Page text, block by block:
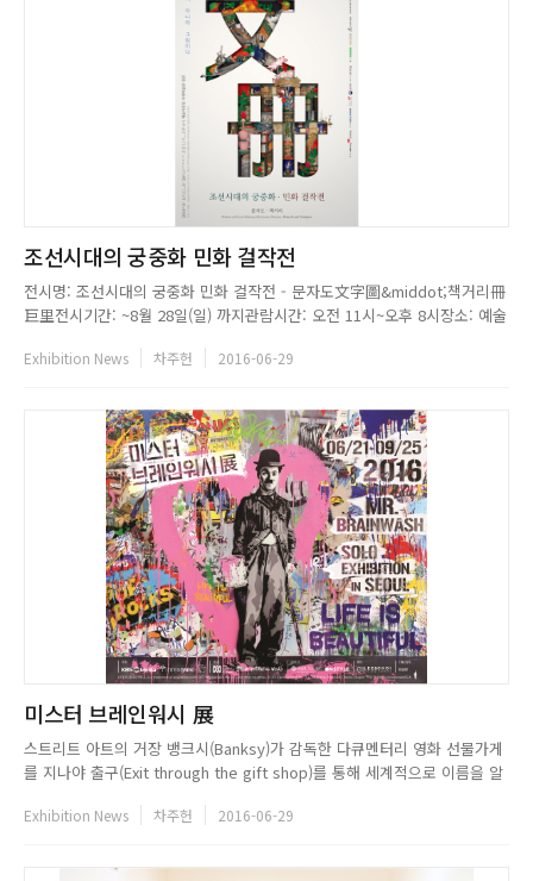
조선시대의 궁중화 민화 걸작전
전시명: 조선시대의 궁중화 민화 걸작전 - 문자도文字圖&middot;책거리冊
巨里전시기간: ~8월 28일(일) 까지관람시간: 오전 11시~오후 8시장소: 예술
1300...
Exhibition News 차주헌 2016-06-29
미스터 브레인워시 展
스트리트 아트의 거장 뱅크시(Banksy)가 감독한 다큐멘터리 영화 선물가게
를 지나야 출구(Exit through the gift shop)를 통해 세계적으로 이름을 알
Thierry Guetta)의 아시아 최초 단독 전시회가 9월 25일까지 서울 인사동
Exhibition News 차주헌 2016-06-29